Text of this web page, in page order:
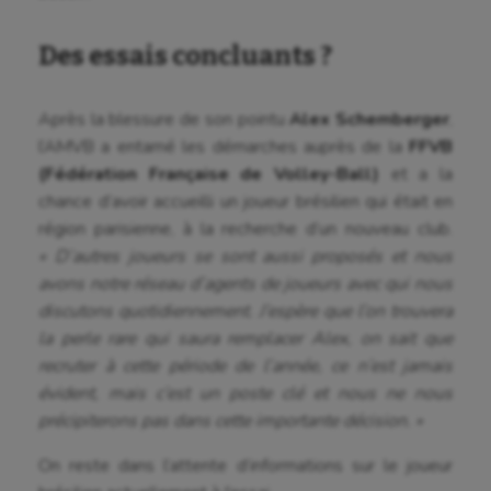
Kayak-polo
Korfbal
Longue paume
Moto
Natation artistique
Omnisports
Outdoor
Paddle
Parkour
Des essais concluants ?
Après la blessure de son pointu Alex Schemberger
l’AMVB a entamé les démarches auprès de la FFVB
(Fédération Française de Volley-Ball) et a la
chance d’avoir accueilli un joueur brésilien qui était en
région parisienne, à la recherche d’un nouveau club.
« D’autres joueurs se sont aussi proposés et nous
avons notre réseau d’agents de joueurs avec qui nous
discutons quotidiennement. J’espère que l’on trouvera
la perle rare qui saura remplacer Alex, on sait que
recruter à cette période de l’année, ce n’est jamais
évident, mais c’est un poste clé et nous ne nous
précipiterons pas dans cette importante décision. »
On reste dans l’attente d’informations sur le joueur